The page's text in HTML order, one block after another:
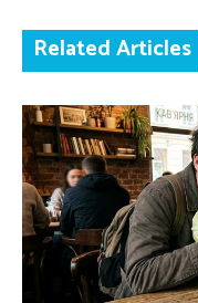
Related Articles